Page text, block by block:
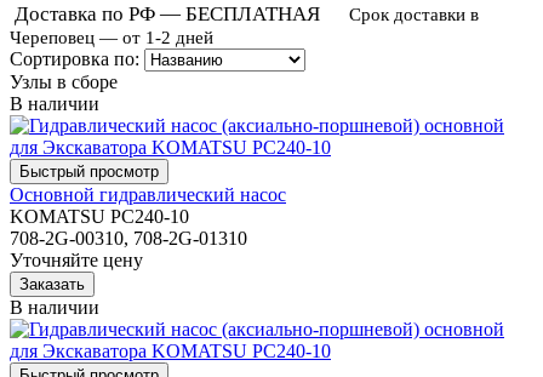
Доставка по РФ — БЕСПЛАТНАЯ
Срок доставки в
Череповец — от 1-2 дней
Сортировка по:
Узлы в сборе
В наличии
Основной гидравлический насос
KOMATSU PC240-10
708-2G-00310, 708-2G-01310
Уточняйте цену
В наличии